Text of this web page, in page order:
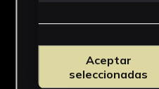
Aceptar
seleccionadas